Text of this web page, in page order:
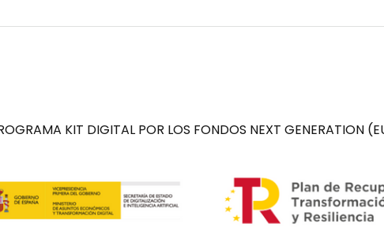
KIT DIGITAL POR LOS FONDOS NEXT GENERATION